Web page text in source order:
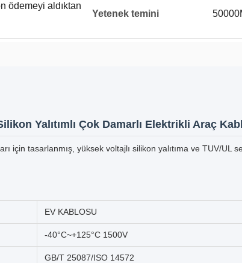
ödemeyi aldıktan
Yetenek temini
Yalıtımlı Çok Damarlı Elektrikli Araç
için tasarlanmış, yüksek voltajlı silikon yalıtıma ve TUV/UL
EV KABLOSU
-40°C~+125°C 1500V
GB/T 25087/ISO 14572